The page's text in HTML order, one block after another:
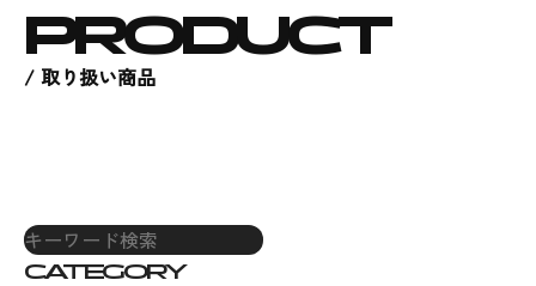
PRODUCT
取り扱い商品
CATEGORY